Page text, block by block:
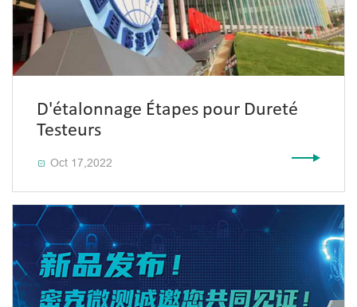
D'étalonnage Étapes pour Dureté
Testeurs
 Oct 17,2022